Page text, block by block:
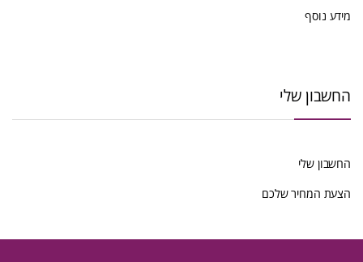
מידע נוסף
החשבון שלי
החשבון שלי
הצעת המחיר שלכם